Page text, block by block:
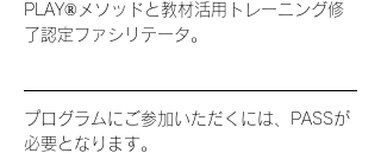
PLAY®メソッドと教材活用トレーニング修
了認定ファシリテータ。
プログラムにご参加いただくには、PASSが
必要となります。